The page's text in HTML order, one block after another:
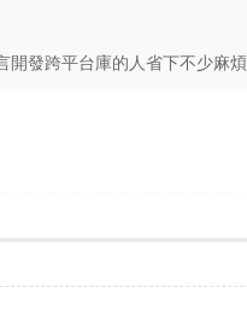
開發跨平台庫的人省下不少麻煩